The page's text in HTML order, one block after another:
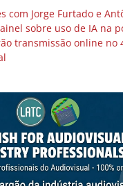
com Jorge Furtado e
sobre uso de IA na
transmissão online no